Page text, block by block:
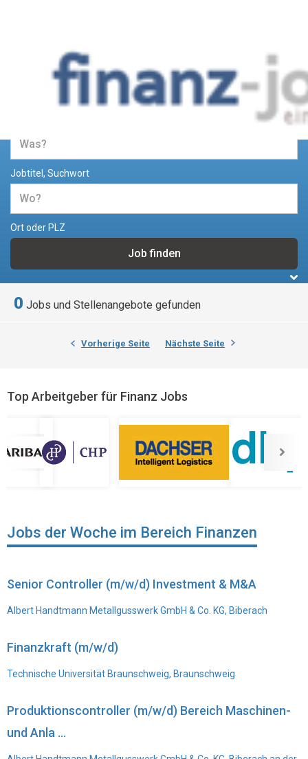
Jobs und Stellenangebote im
Bereich Finanzen
Jobtitel, Suchwort
Ort oder PLZ
0 Jobs und Stellenangebote gefunden
Vorherige Seite Nächste Seite
Top Arbeitgeber für Finanz Jobs
Jobs der Woche im Bereich Finanzen
Senior Controller (m/w/d) Investment & M&A
Albert Handtmann Metallgusswerk GmbH & Co. KG, Biberach
Finanzkraft (m/w/d)
Technische Universität Braunschweig, Braunschweig
Produktionscontroller (m/w/d) Bereich Maschinen-
und Anla ...